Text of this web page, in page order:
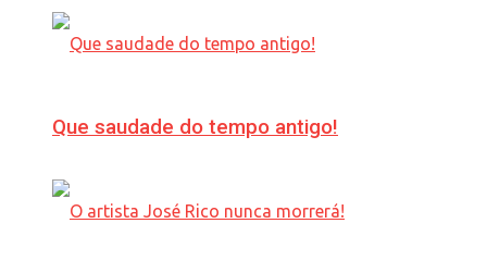
Que saudade do tempo antigo!